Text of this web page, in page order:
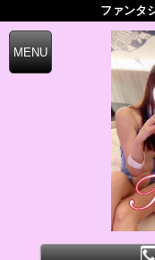
ファンタ